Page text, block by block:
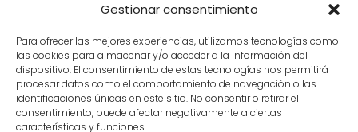
Gestionar consentimiento
Para ofrecer las mejores experiencias, utilizamos tecnologías como
las cookies para almacenar y/o acceder a la información del
dispositivo. El consentimiento de estas tecnologías nos permitirá
procesar datos como el comportamiento de navegación o las
identificaciones únicas en este sitio. No consentir o retirar el
consentimiento, puede afectar negativamente a ciertas
características y funciones.
Añadas, crianza y guarda
Bodegas y marcas de
Comprar vino
Rioja y guías de regalo
Cultura del vino y
curiosidades
Enoturismo en Rioja
Maridajes y vino en la mesa
Tiendas de vino por
ciudades
Tipos de Rioja y clasificación